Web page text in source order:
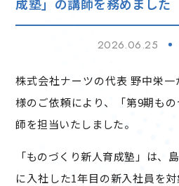
2026.06.25
株式会社ナーツの代表 野中栄
様のご依頼により、「第9期も
師を担当いたしました。
「ものづくり新人育成塾」は、
に入社した1年目の新入社員を